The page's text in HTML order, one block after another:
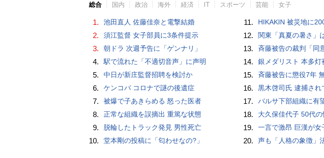
総合 国内 政治 海外 経済 IT スポーツ 芸能 女子
1. 池田直人 佐藤佳奈と電撃結婚
2. 須江監督 女子部員に3条件提示
3. 朝ドラ 次週予告に「ゲンナリ」
4. 駅で流れた「不適切音声」に声明
5. 中日が新庄監督招聘を検討か
6. ケンコバ コロナで謎の後遺症
7. 被爆で子あきらめる 怒った医者
8. 正常な組織を誤摘出 重篤な状態
9. 脱輪したトラック発見 男性死亡
10. 堂本剛の投稿に「匂わせなの?」
11. HIKAKIN 被災地に
12. 関東「真夏の暑さ」
13. 斉藤被告の裁判「同
14. 銀メダリスト 本多灯
15. 斉藤被告に懲役7年
16. 黒木啓司氏 逮捕され
17. バルサ下部組織に有
18. 大久保佳代子 50代
19. 一言で激昂 巨漢が女
20. 声も「人格の象徴」